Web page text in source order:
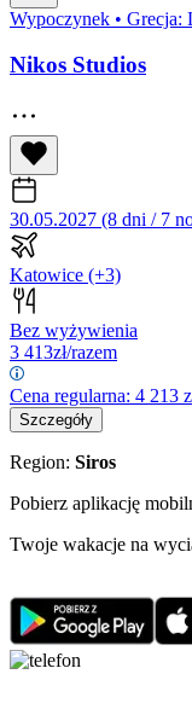
Wypoczynek • Grecja:
Nikos Studios
30.05.2027 (8 dni / 7
Katowice (+3)
Bez wyżywienia
3 413zł/razem
Cena regularna: 4 213
Szczegóły
Region: Siros
Pobierz aplikację
Twoje wakacje na